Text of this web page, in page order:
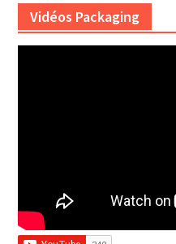
Vidéos Packaging